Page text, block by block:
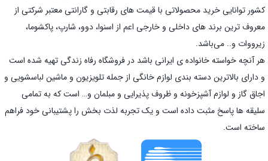
کشور توانایی خرید محصولاتی با قیمت های رقابتی و گارانتی معتبر شرکتی از
معروف ترین برند های داخلی و خارجی اعم از اسنوا، دوو، شارپ، پاکشوما،
زیرووات و.. می‌باشد.
هر آنچه خواسته خانواده ی ایرانی باشد در فروشگاه رفاه زندگی تهیه شده است
و دارای بالاترین دسته بندی لوازم خانگی از جمله تلویزیون و ماشین لباسشویی و
اجاق گاز و لوازم آشپزخونه و ظروف پذیرایی و مبلمان و… است که به تمامی
سلیقه ها پاسخ مثبت داده است و یک تجربه لذت بخش را پشتیبانی خود فراهم
ساخته است.